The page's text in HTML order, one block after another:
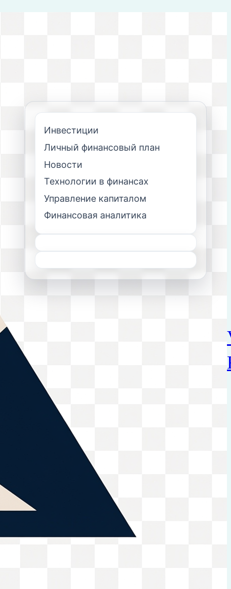
Инвестиции
Личный финансовый план
Новости
Технологии в финансах
Управление капиталом
Финансовая аналитика